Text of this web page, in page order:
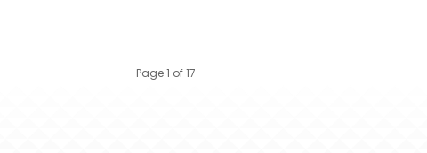
Page 1 of 17